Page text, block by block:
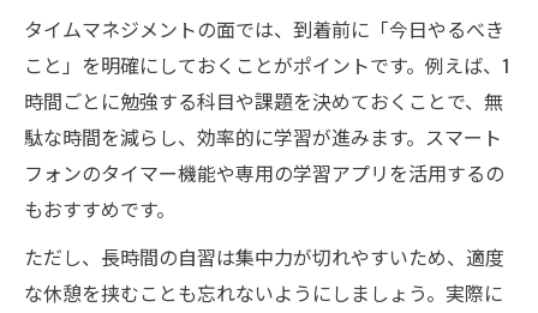
タイムマネジメントの面では、到着前に「今日やるべき
こと」を明確にしておくことがポイントです。例えば、1
時間ごとに勉強する科目や課題を決めておくことで、無
駄な時間を減らし、効率的に学習が進みます。スマート
フォンのタイマー機能や専用の学習アプリを活用するの
もおすすめです。
ただし、長時間の自習は集中力が切れやすいため、適度
な休憩を挟むことも忘れないようにしましょう。実際に